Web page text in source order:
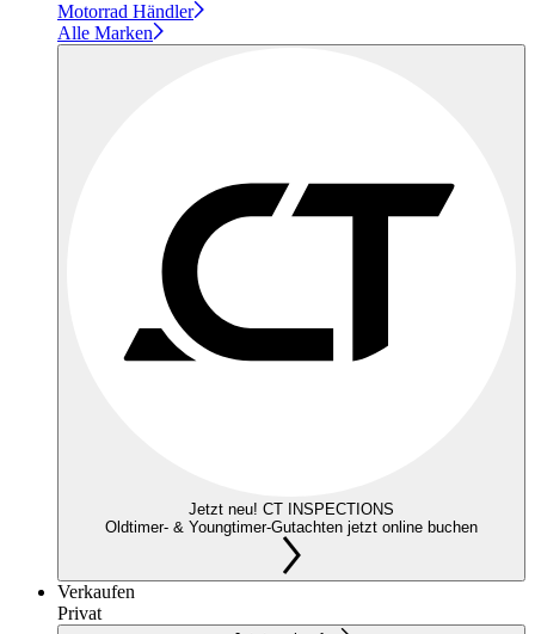
Motorrad Händler
Alle Marken
Jetzt neu! CT INSPECTIONS
Oldtimer- & Youngtimer-Gutachten jetzt online buchen
Verkaufen
Privat